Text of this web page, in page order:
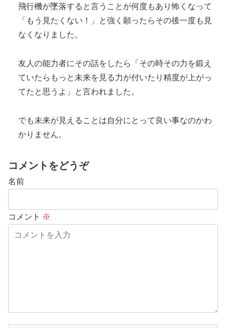
飛行機が墜落すると言うことが何度もあり怖くなって
「もう見たくない！」と強く願ったらその後一度も見
なくなりました。
友人の能力者にその話をしたら「その時その力を鍛え
ていたらもっと未来を見る力が付いたり精度が上がっ
てたと思うよ」と言われました。
でも未来が見えることは自分にとって良い事なのかわ
かりません。
コメントをどうぞ
名前
コメント ※